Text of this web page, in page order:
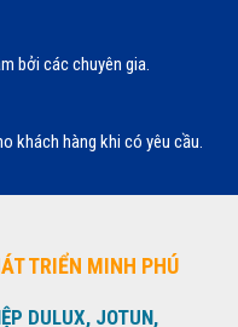
bởi các chuyên gia.
khách hàng khi có yêu cầu.
TRIỂN MINH PHÚ
DULUX, JOTUN,